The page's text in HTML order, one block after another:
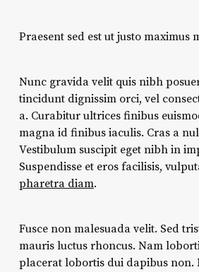
Praesent sed est ut justo maximus
Nunc gravida velit quis nibh
tincidunt dignissim orci, vel
a. Curabitur ultrices finibus
magna id finibus iaculis. Cras a
Vestibulum suscipit eget nibh in
Suspendisse et eros facilisis,
pharetra diam.
Fusce non malesuada velit. Sed
mauris luctus rhoncus. Nam
placerat lobortis dui dapibus non.